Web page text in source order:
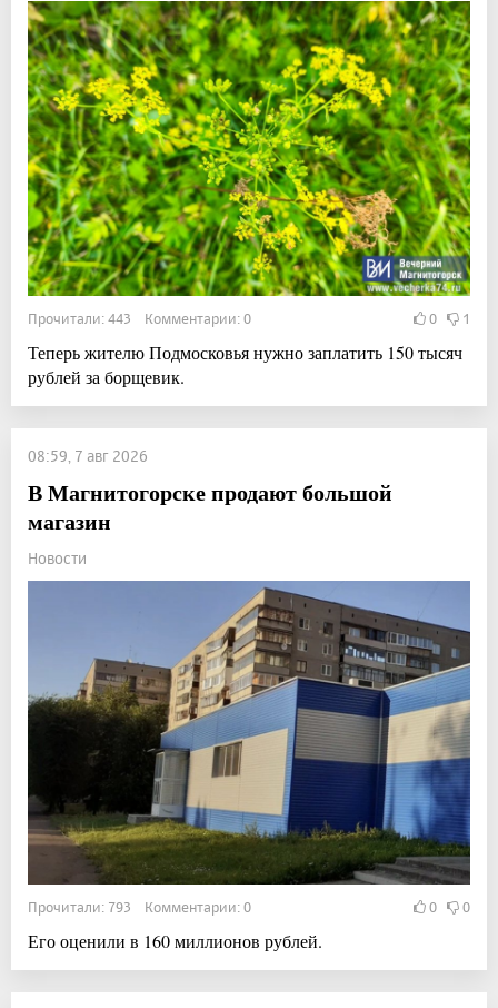
Прочитали: 443 Комментарии: 0 0 1
Теперь жителю Подмосковья нужно заплатить 150 тысяч
рублей за борщевик.
08:59, 7 авг 2026
В Магнитогорске продают большой
магазин
Новости
Прочитали: 793 Комментарии: 0 0 0
Его оценили в 160 миллионов рублей.